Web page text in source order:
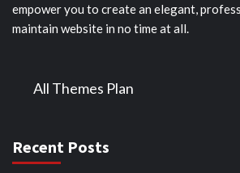
empower you to create an elegant,
maintain website in no time at all.
All Themes Plan
Recent Posts